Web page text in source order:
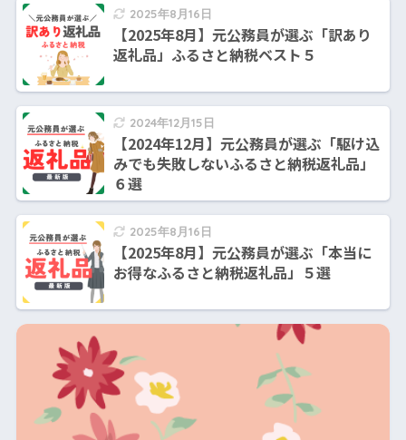
2025年8月16日
【2025年8月】元公務員が選ぶ「訳あり
返礼品」ふるさと納税ベスト５
2024年12月15日
【2024年12月】元公務員が選ぶ「駆け込
みでも失敗しないふるさと納税返礼品」
６選
2025年8月16日
【2025年8月】元公務員が選ぶ「本当に
お得なふるさと納税返礼品」５選